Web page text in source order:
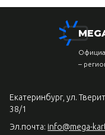
–
Екатеринбург, ул.
38/1
Эл.почта: info@mega-